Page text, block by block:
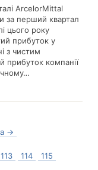
ArcelorMittal
за перший квартал
цього року
прибуток у
з чистим
прибуток компанії
→
113 114 115